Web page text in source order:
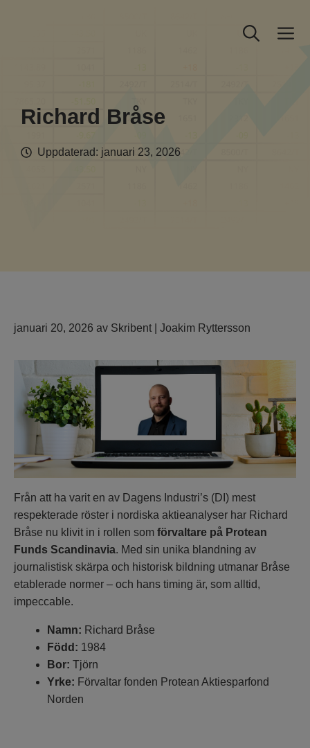
Richard Bråse
Uppdaterad: januari 23, 2026
januari 20, 2026 av Skribent | Joakim Ryttersson
Från att ha varit en av Dagens Industri’s (DI) mest
respekterade röster i nordiska aktieanalyser har Richard
Bråse nu klivit in i rollen som förvaltare på Protean
Funds Scandinavia. Med sin unika blandning av
journalistisk skärpa och historisk bildning utmanar Bråse
etablerade normer – och hans timing är, som alltid,
impeccable.
Namn: Richard Bråse
Född: 1984
Bor: Tjörn
Yrke: Förvaltar fonden Protean Aktiesparfond
Norden